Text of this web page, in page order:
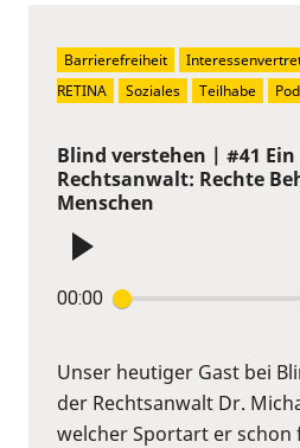
Blind verstehen | #41
Rechtsanwalt: Rechte
Menschen
00:00
Unser heutiger Gast bei
der Rechtsanwalt Dr.
welcher Sportart er schon
Barrierefreiheit
RETINA
Soziales Teilhabe